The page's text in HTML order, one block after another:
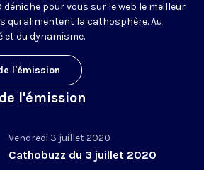
déniche pour vous sur le web le meilleur
qui alimentent la cathosphère. Au
et du dynamisme.
l'émission
l'émission
Vendredi 3 juillet 2020
Cathobuzz du 3 juillet 2020